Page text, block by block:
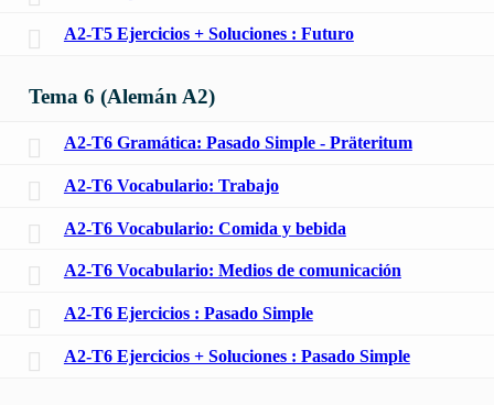
A2-T5 Ejercicios + Soluciones : Futuro
Tema 6 (Alemán A2)
A2-T6 Gramática: Pasado Simple - Präteritum
A2-T6 Vocabulario: Trabajo
A2-T6 Vocabulario: Comida y bebida
A2-T6 Vocabulario: Medios de comunicación
A2-T6 Ejercicios : Pasado Simple
A2-T6 Ejercicios + Soluciones : Pasado Simple